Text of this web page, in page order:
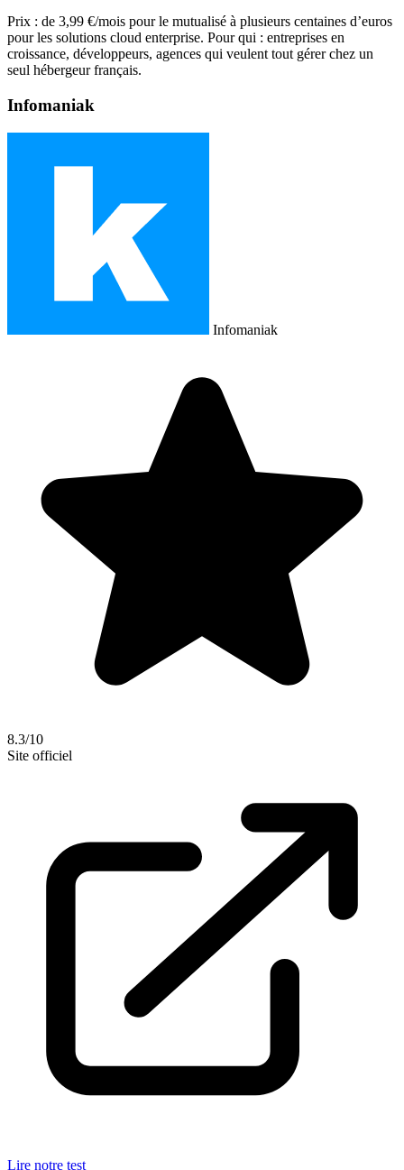
Prix : de 3,99 €/mois pour le mutualisé à plusieurs centaines d’euros
pour les solutions cloud enterprise. Pour qui : entreprises en
croissance, développeurs, agences qui veulent tout gérer chez un
seul hébergeur français.
Infomaniak
Infomaniak
8.3/10
Site officiel
Lire notre test